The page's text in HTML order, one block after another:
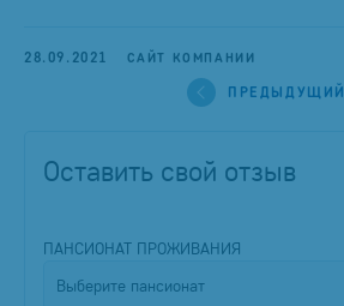
28.09.2021 САЙТ КОМПАНИИ
ПРЕДЫДУЩИЙ
Оставить свой отзыв
ПАНСИОНАТ ПРОЖИВАНИЯ